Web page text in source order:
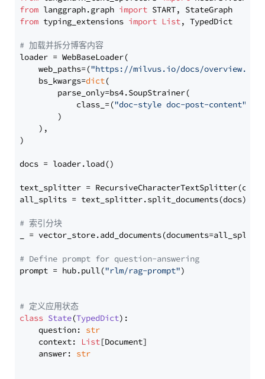
from langgraph.graph import
from typing_extensions import List, TypedDict
# 加载并拆分博客内容
loader = WebBaseLoader(
    web_paths=(
"https://milvus.io/docs/overview.md"
    bs_kwargs=
dict(
        parse_only=bs4.SoupStrainer(
            class_=(
"doc-style doc-post-content"
        )
    ),
)
docs = loader.load()
text_splitter =
all_splits = text_splitter.split_documents(docs)
# 索引分块
_ = vector_store.add_documents(documents=all_splits)
# Define prompt for question-answering
prompt = hub.pull("rlm/rag-prompt")
# 定义应用状态
class State(TypedDict):
    question:
str
    context:
List[Document]
    answer:
str